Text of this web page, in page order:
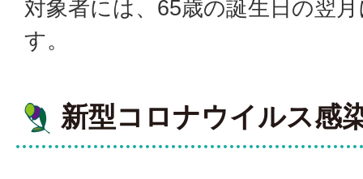
対象者には、65歳の誕生日の翌
す。
新型コロナウイルス感